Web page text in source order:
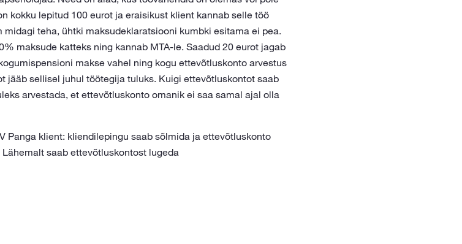
kokku lepitud 100 eurot ja eraisikust klient kannab selle töö
teha, ühtki maksudeklaratsiooni kumbki esitama ei pea.
maksude katteks ning kannab MTA-le. Saadud 20 eurot jagab
makse vahel ning kogu ettevõtluskonto arvestus
jääb sellisel juhul töötegija tuluks. Kuigi ettevõtluskontot saab
arvestada, et ettevõtluskonto omanik ei saa samal ajal olla
Panga klient: kliendilepingu saab sõlmida ja ettevõtluskonto
saab ettevõtluskontost lugeda